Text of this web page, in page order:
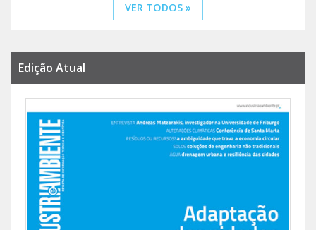
VER TODOS »
Edição Atual